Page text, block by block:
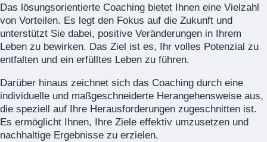
Das lösungsorientierte Coaching bietet Ihnen eine Vielzahl
von Vorteilen. Es legt den Fokus auf die Zukunft und
unterstützt Sie dabei, positive Veränderungen in Ihrem
Leben zu bewirken. Das Ziel ist es, Ihr volles Potenzial zu
entfalten und ein erfülltes Leben zu führen.
Darüber hinaus zeichnet sich das Coaching durch eine
individuelle und maßgeschneiderte Herangehensweise aus,
die speziell auf Ihre Herausforderungen zugeschnitten ist.
Es ermöglicht Ihnen, Ihre Ziele effektiv umzusetzen und
nachhaltige Ergebnisse zu erzielen.